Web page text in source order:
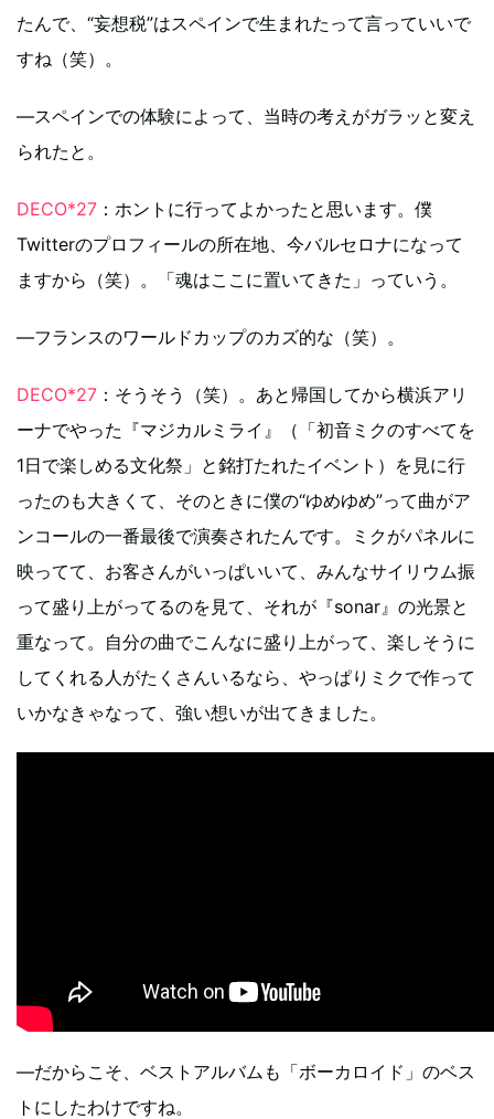
たんで、“妄想税”はスペインで生まれたって言っていいで
すね（笑）。
―スペインでの体験によって、当時の考えがガラッと変え
られたと。
DECO*27 ：ホントに行ってよかったと思います。僕
Twitterのプロフィールの所在地、今バルセロナになって
ますから（笑）。「魂はここに置いてきた」っていう。
―フランスのワールドカップのカズ的な（笑）。
DECO*27 ：そうそう（笑）。あと帰国してから横浜アリ
ーナでやった『マジカルミライ』（「初音ミクのすべてを
1日で楽しめる文化祭」と銘打たれたイベント）を見に行
ったのも大きくて、そのときに僕の“ゆめゆめ”って曲がア
ンコールの一番最後で演奏されたんです。ミクがパネルに
映ってて、お客さんがいっぱいいて、みんなサイリウム振
って盛り上がってるのを見て、それが『sonar』の光景と
重なって。自分の曲でこんなに盛り上がって、楽しそうに
してくれる人がたくさんいるなら、やっぱりミクで作って
いかなきゃなって、強い想いが出てきました。
―だからこそ、ベストアルバムも「ボーカロイド」のベス
トにしたわけですね。